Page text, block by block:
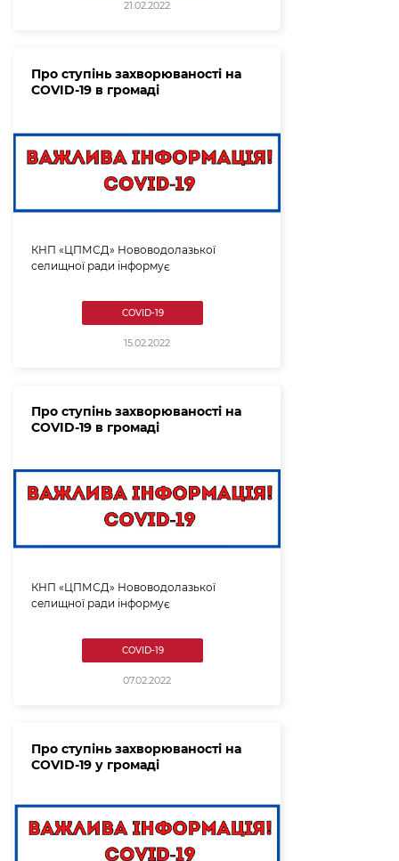
21.02.2022
Про ступінь захворюваності на
COVID-19 в громаді
КНП «ЦПМСД» Нововодолазької
селищної ради інформує
COVID-19
15.02.2022
Про ступінь захворюваності на
COVID-19 в громаді
КНП «ЦПМСД» Нововодолазької
селищної ради інформує
COVID-19
07.02.2022
Про ступінь захворюваності на
COVID-19 у громаді